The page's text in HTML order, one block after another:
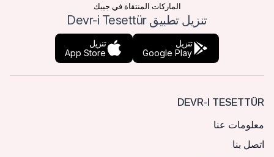
الماركات المنتقاة في جيبك
تنزيل تطبيق Devr-i Tesettür
تنزيل
Google Play
تنزيل
App Store
DEVR-I TESETTÜR
معلومات عنا
اتصل بنا